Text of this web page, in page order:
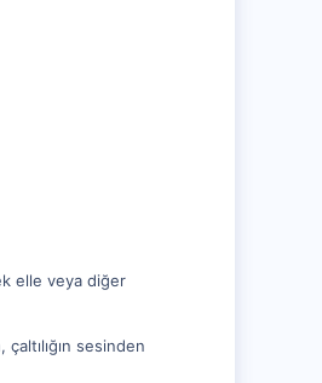
elle veya diğer
çaltılığın sesinden